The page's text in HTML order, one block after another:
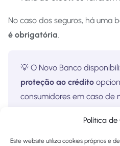
Política de
Este website utiliza cookies próprios e
No caso dos seguros, há uma
é obrigatória.
💡 O Novo Banco
proteção ao crédito
consumidores em caso de